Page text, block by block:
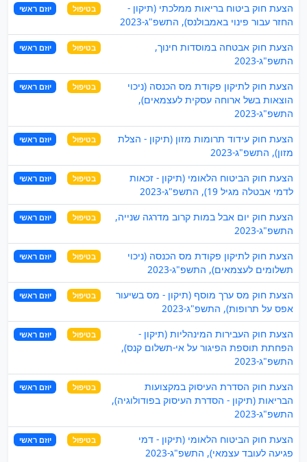
הצעת חוק ביטוח בריאות ממלכתי (תיקון -
החזר עבור פינוי באמבולנס), התשפ"ג-2023
בטיפול יוזם ראשי
הצעת חוק אבטחה במוסדות חינוך,
התשפ"ג-2023
בטיפול יוזם ראשי
הצעת חוק לתיקון פקודת מס הכנסה (ניכוי
הוצאות בשל ארוחה עסקית לעצמאים),
התשפ"ג-2023
בטיפול יוזם ראשי
הצעת חוק עידוד תרומות מזון (תיקון - הצלת
מזון), התשפ"ג-2023
בטיפול יוזם ראשי
הצעת חוק הביטוח הלאומי (תיקון - זכאות
לדמי אבטלה מגיל 19), התשפ"ג-2023
בטיפול יוזם ראשי
הצעת חוק יום אבל במות קרוב מדרגה שנייה,
התשפ"ג-2023
בטיפול יוזם ראשי
הצעת חוק לתיקון פקודת מס הכנסה (ניכוי
תשלומים לעצמאים), התשפ"ג-2023
בטיפול יוזם ראשי
הצעת חוק מס ערך מוסף (תיקון - מס בשיעור
אפס על תרופות), התשפ"ג-2023
בטיפול יוזם ראשי
הצעת חוק העבירות המינהליות (תיקון -
הפחתת תוספת הפיגור על אי-תשלום קנס),
התשפ"ג-2023
בטיפול יוזם ראשי
הצעת חוק הסדרת העיסוק במקצועות
הבריאות (תיקון - הסדרת העיסוק בפודולוגיה),
התשפ"ג-2023
בטיפול יוזם ראשי
הצעת חוק הביטוח הלאומי (תיקון - דמי
פגיעה לעובד עצמאי), התשפ"ג-2023
בטיפול יוזם ראשי